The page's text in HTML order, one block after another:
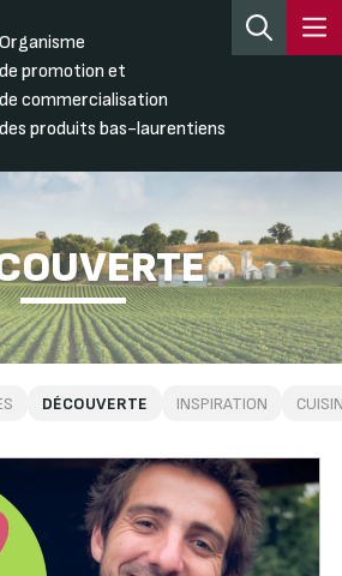
Organisme
de promotion et
de commercialisation
des produits bas-laurentiens
DÉCOUVERTE INSPIRATION